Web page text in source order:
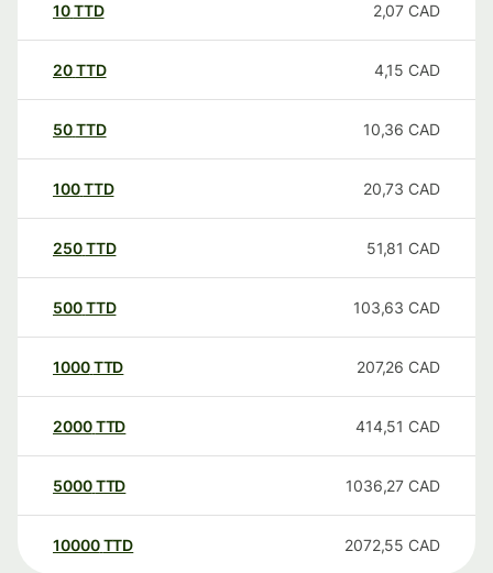
10TTD 2,07 CAD
20TTD 4,15 CAD
50TTD 10,36 CAD
100TTD 20,73 CAD
250TTD 51,81 CAD
500TTD 103,63 CAD
1000TTD 207,26 CAD
2000TTD 414,51 CAD
5000TTD 1036,27 CAD
10000 TTD 2072,55 CAD